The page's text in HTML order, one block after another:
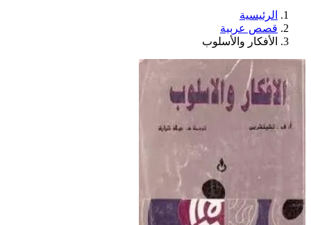
الرئيسية
قصص عربية
الأفكار والأسلوب